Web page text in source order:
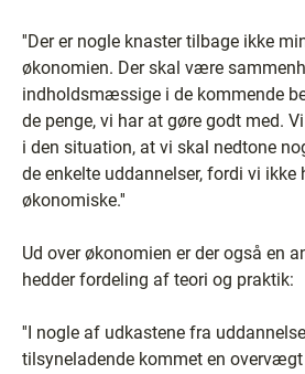
''Der er nogle knaster tilbage ikke
økonomien. Der skal være
indholdsmæssige i de kommende
de penge, vi har at gøre godt med.
i den situation, at vi skal nedtone
de enkelte uddannelser, fordi vi ikke
økonomiske.''
Ud over økonomien er der også en
hedder fordeling af teori og praktik:
''I nogle af udkastene fra
tilsyneladende kommet en